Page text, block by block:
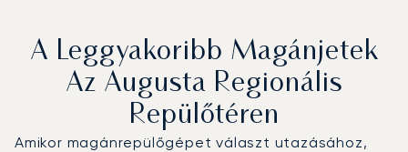
A Leggyakoribb Magánjetek
Az Augusta Regionális
Repülőtéren
Amikor magánrepülőgépet választ utazásához,